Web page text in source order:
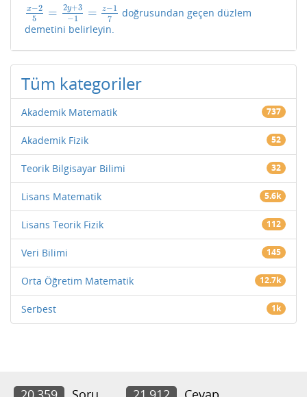
x−2
5
= 2y+3
−1 = z−1
7
x−25 =2 +3−1 =z− 17
doğrusundan geçen düzlem
demetini belirleyin.
Tüm kategoriler
Akademik Matematik 737
Akademik Fizik 52
Teorik Bilgisayar Bilimi 32
Lisans Matematik 5.6k
Lisans Teorik Fizik 112
Veri Bilimi 145
Orta Öğretim Matematik 12.7k
Serbest 1k